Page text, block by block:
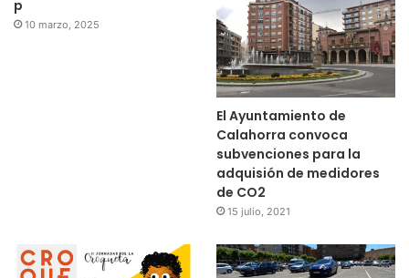
p
10 marzo, 2025
El Ayuntamiento de
Calahorra convoca
subvenciones para la
adquisión de medidores
de CO2
15 julio, 2021